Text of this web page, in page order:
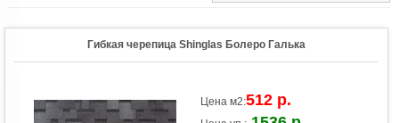
Гибкая черепица Shinglas Болеро Галька
Цена м2:512 р.